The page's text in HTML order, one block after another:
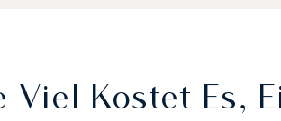
Viel Kostet Es,